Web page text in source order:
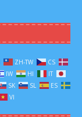
ZH-TW
CS
IW HI
IT
SK SL
ES
VI